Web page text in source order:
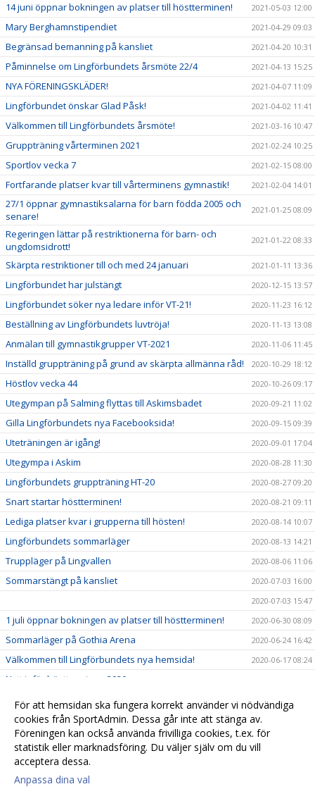
14 juni öppnar bokningen av platser till höstterminen! 2021-05-03 12:00
Mary Berghamnstipendiet 2021-04-29 09:03
Begränsad bemanning på kansliet 2021-04-20 10:31
Påminnelse om Lingförbundets årsmöte 22/4 2021-04-13 15:25
NYA FÖRENINGSKLÄDER! 2021-04-07 11:09
Lingförbundet önskar Glad Påsk! 2021-04-02 11:41
Välkommen till Lingförbundets årsmöte! 2021-03-16 10:47
Gruppträning vårterminen 2021 2021-02-24 10:25
Sportlov vecka 7 2021-02-15 08:00
Fortfarande platser kvar till vårterminens gymnastik! 2021-02-04 14:01
27/1 öppnar gymnastiksalarna för barn födda 2005 och
senare!
2021-01-25 08:09
Regeringen lättar på restriktionerna för barn- och
ungdomsidrott!
2021-01-22 08:33
Skärpta restriktioner till och med 24 januari 2021-01-11 13:36
Lingförbundet har julstängt 2020-12-15 13:57
Lingförbundet söker nya ledare inför VT-21! 2020-11-23 16:12
Beställning av Lingförbundets luvtröja! 2020-11-13 13:08
Anmälan till gymnastikgrupper VT-2021 2020-11-06 11:45
Inställd gruppträning på grund av skärpta allmänna råd! 2020-10-29 18:12
Höstlov vecka 44 2020-10-26 09:17
Utegympan på Salming flyttas till Askimsbadet 2020-09-21 11:02
Gilla Lingförbundets nya Facebooksida! 2020-09-15 09:39
Uteträningen är igång! 2020-09-01 17:04
Utegympa i Askim 2020-08-28 11:30
Lingförbundets gruppträning HT-20 2020-08-27 09:20
Snart startar höstterminen! 2020-08-21 09:11
Lediga platser kvar i grupperna till hösten! 2020-08-14 10:07
Lingförbundets sommarläger 2020-08-13 14:21
Truppläger på Lingvallen 2020-08-06 11:06
Sommarstängt på kansliet
2020-07-03 16:00
2020-07-03 15:47
1 juli öppnar bokningen av platser till höstterminen! 2020-06-30 08:09
Sommarläger på Gothia Arena 2020-06-24 16:42
Välkommen till Lingförbundets nya hemsida! 2020-06-17 08:24
Nytt inför höstterminen 2020
Nytt datum för årsmötet - välkommen den 4 juni! 2020-05-25 10:21
Lingförbundet finns nu på Instagram! 2019-05-16 13:24
Bamse hälsade på seniorgympan på Salming Arena! 2019-05-16 13:21
För att hemsidan ska fungera korrekt använder vi nödvändiga
cookies från SportAdmin. Dessa går inte att stänga av.
Föreningen kan också använda frivilliga cookies, t.ex. för
statistik eller marknadsföring. Du väljer själv om du vill
acceptera dessa.
Anpassa dina val